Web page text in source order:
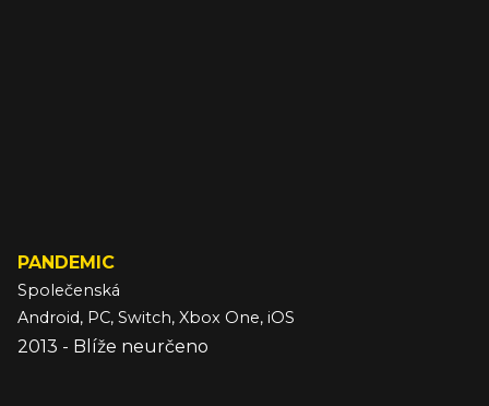
PANDEMIC
Společenská
Android, PC, Switch, Xbox One, iOS
2013 - Blíže neurčeno